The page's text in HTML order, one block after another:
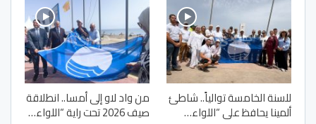
للسنة الخامسة توالياً.. شاطئ
ألمينا يحافظ على “اللواء…
من واد لاو إلى أمسا.. انطلاقة
صيف 2026 تحت راية “اللواء…